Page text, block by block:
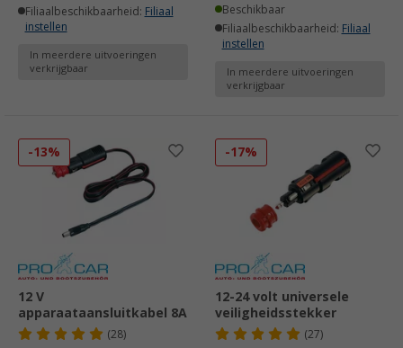
Filiaalbeschikbaarheid: Filiaal
instellen
In meerdere uitvoeringen
verkrijgbaar
Beschikbaar
Filiaalbeschikbaarheid: Filiaal
instellen
In meerdere uitvoeringen
verkrijgbaar
-13%
12 V
apparaataansluitkabel 8A
(28)
-17%
12-24 volt universele
veiligheidsstekker
(27)